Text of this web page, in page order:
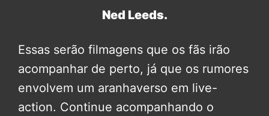
Ned Leeds.
Essas serão filmagens que os fãs irão
acompanhar de perto, já que os rumores
envolvem um aranhaverso em live-
action. Continue acompanhando o